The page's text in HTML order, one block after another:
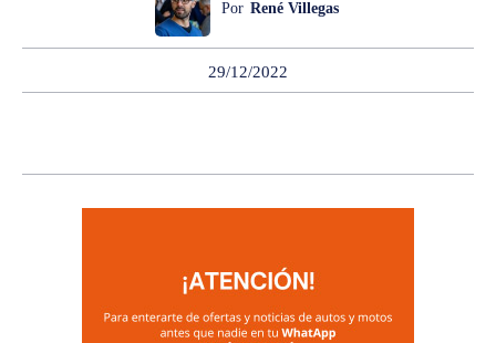
Por René Villegas
29/12/2022